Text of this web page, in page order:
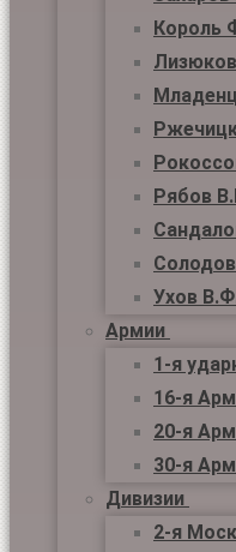
Король
Рябов
Ухов
Армии
1-я
16-я
20-я
30-я
Дивизии
2-я